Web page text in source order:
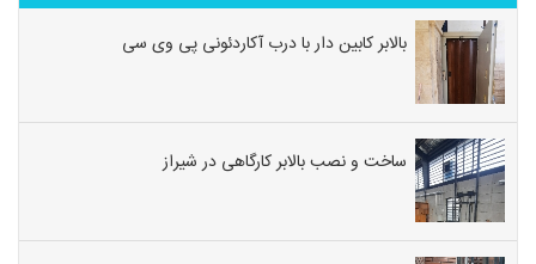
بالابر کابین دار با درب آکاردئونی پی وی سی
ساخت و نصب بالابر کارگاهی در شیراز